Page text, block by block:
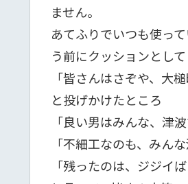
ません。
あてふりでいつも使っ
う前にクッションとして
「皆さんはさぞや、大
と投げかけたところ
「良い男はみんな、津
「不細工なのも、みん
「残ったのは、ジジイ